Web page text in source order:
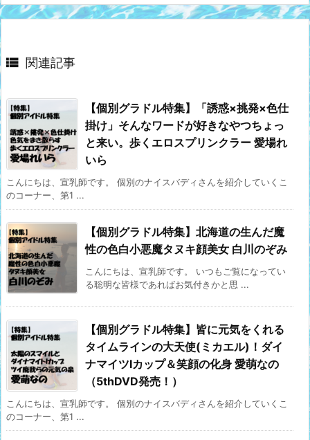
 関連記事
【個別グラドル特集】「誘惑×挑発×色仕
掛け」そんなワードが好きなやつちょっ
と来い。歩くエロスプリンクラー 愛場れ
いら
こんにちは、宣乳師です。 個別のナイスバディさんを紹介していくこ
のコーナー、第1 ...
【個別グラドル特集】北海道の生んだ魔
性の色白小悪魔タヌキ顔美女 白川のぞみ
こんにちは、宣乳師です。 いつもご覧になってい
る聡明な皆様であればお気付きかと思 ...
【個別グラドル特集】皆に元気をくれる
タイムラインの大天使(ミカエル)！ダイ
ナマイツIカップ＆笑顔の化身 愛萌なの
（5thDVD発売！）
こんにちは、宣乳師です。 個別のナイスバディさんを紹介していくこ
のコーナー、第1 ...